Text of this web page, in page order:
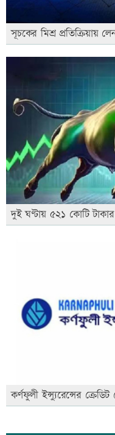
সূচকের মিশ্র প্রতিক্রিয়ায়
দুই ঘণ্টায় ৫২১ কোটি
কর্ণফুলী ইন্স্যুরেন্সের ক্রেডিট